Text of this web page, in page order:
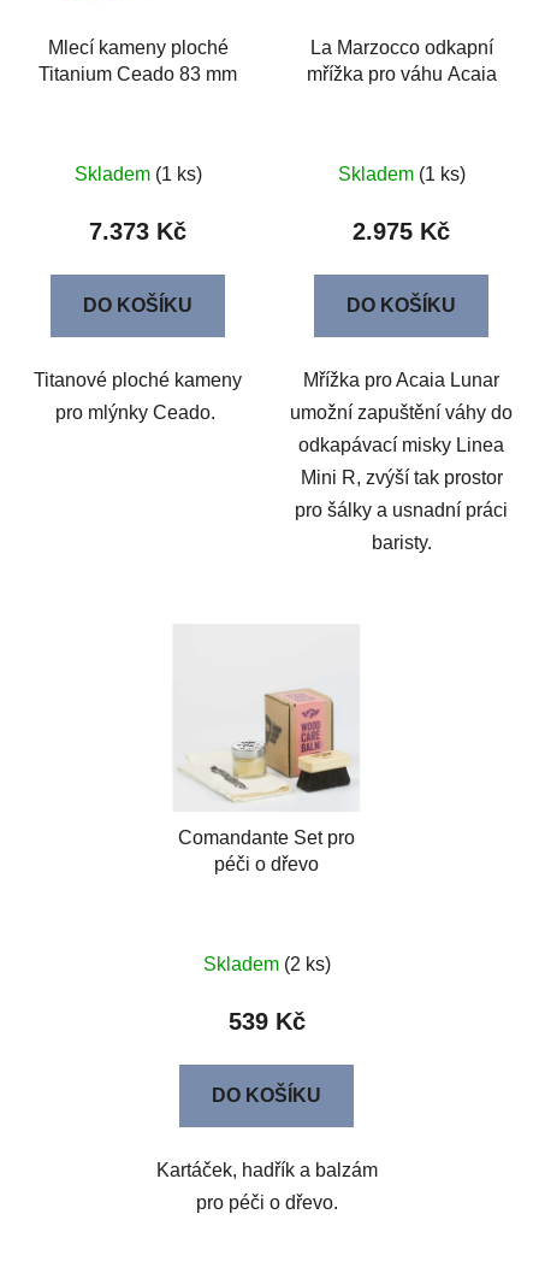
Mlecí kameny ploché
Titanium Ceado 83 mm
Skladem (1 ks)
7.373 Kč
DO KOŠÍKU
Titanové ploché kameny
pro mlýnky Ceado.
La Marzocco odkapní
mřížka pro váhu Acaia
Skladem (1 ks)
2.975 Kč
DO KOŠÍKU
Mřížka pro Acaia Lunar
umožní zapuštění váhy do
odkapávací misky Linea
Mini R, zvýší tak prostor
pro šálky a usnadní práci
baristy.
Comandante Set pro
péči o dřevo
Skladem (2 ks)
539 Kč
DO KOŠÍKU
Kartáček, hadřík a balzám
pro péči o dřevo.